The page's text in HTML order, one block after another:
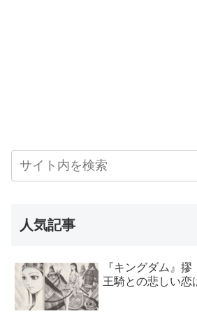
人気記事
『キングダム』摎
王騎との悲しい恋